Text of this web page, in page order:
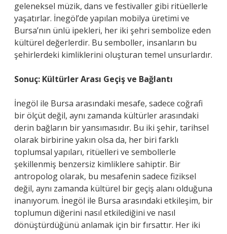
geleneksel müzik, dans ve festivaller gibi ritüellerle
yaşatırlar. İnegöl’de yapılan mobilya üretimi ve
Bursa’nın ünlü ipekleri, her iki şehri sembolize eden
kültürel değerlerdir. Bu semboller, insanların bu
şehirlerdeki kimliklerini oluşturan temel unsurlardır.
Sonuç: Kültürler Arası Geçiş ve Bağlantı
İnegöl ile Bursa arasındaki mesafe, sadece coğrafi
bir ölçüt değil, aynı zamanda kültürler arasındaki
derin bağların bir yansımasıdır. Bu iki şehir, tarihsel
olarak birbirine yakın olsa da, her biri farklı
toplumsal yapıları, ritüelleri ve sembollerle
şekillenmiş benzersiz kimliklere sahiptir. Bir
antropolog olarak, bu mesafenin sadece fiziksel
değil, aynı zamanda kültürel bir geçiş alanı olduğuna
inanıyorum. İnegöl ile Bursa arasındaki etkileşim, bir
toplumun diğerini nasıl etkilediğini ve nasıl
dönüştürdüğünü anlamak için bir fırsattır. Her iki